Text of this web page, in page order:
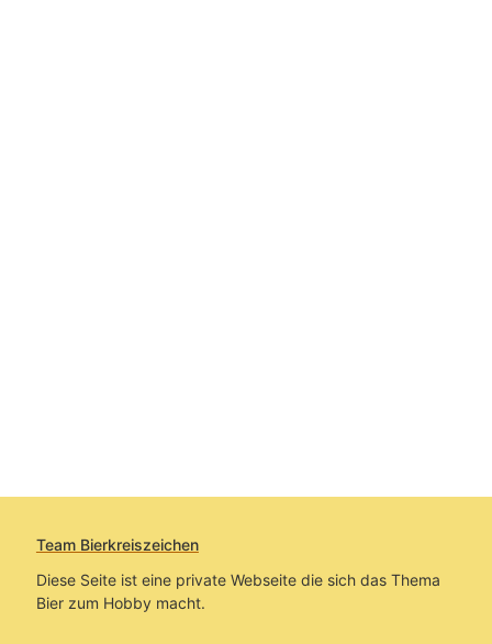
Team Bierkreiszeichen
Diese Seite ist eine private Webseite die sich das Thema
Bier zum Hobby macht.